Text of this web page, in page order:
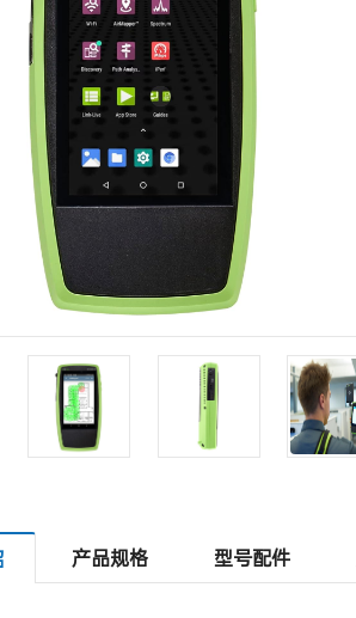
产品规格 型号配件